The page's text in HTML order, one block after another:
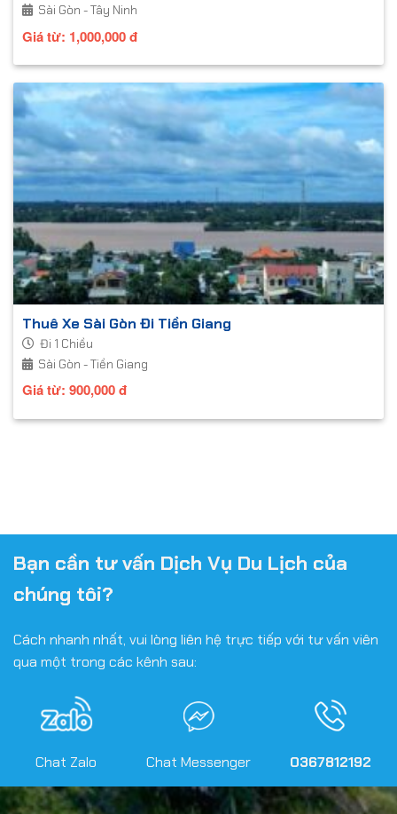
Sài Gòn - Tây Ninh
Giá từ: 1,000,000đ
Thuê Xe Sài Gòn Đi Tiền Giang
Đi 1 Chiều
Sài Gòn - Tiền Giang
Giá từ: 900,000đ
Bạn cần tư vấn Dịch Vụ Du Lịch của
chúng tôi?
Cách nhanh nhất, vui lòng liên hệ trực tiếp với tư vấn viên
qua một trong các kênh sau:
Chat Zalo Chat Messenger 0367812192